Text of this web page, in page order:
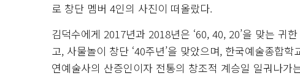
로 창단 멤버 4인의 사진이 떠올랐다.
김덕수에게 2017년과 2018년은 ‘60, 40, 20’을 맞는 귀
고, 사물놀이 창단 ‘40주년’을 맞았으며, 한국예술종합
연예술사의 산증인이자 전통의 창조적 계승일 일궈나